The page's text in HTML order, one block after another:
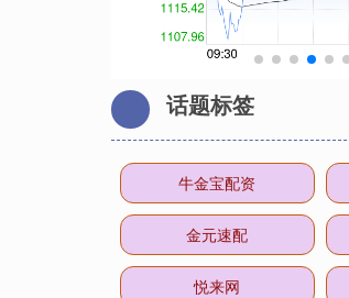
话题标签
牛金宝配资
金元速配
悦来网